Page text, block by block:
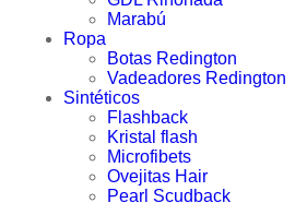
Marabú
Ropa
Botas Redington
Vadeadores Redington
Sintéticos
Flashback
Kristal flash
Microfibets
Ovejitas Hair
Pearl Scudback